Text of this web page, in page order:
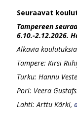
Seuraavat
Tampereen
6.10.-2.12.2026.
Alkavia
Tampere: Kirsi
Turku: Hannu
Pori: Veera
Lahti: Arttu Kärki,